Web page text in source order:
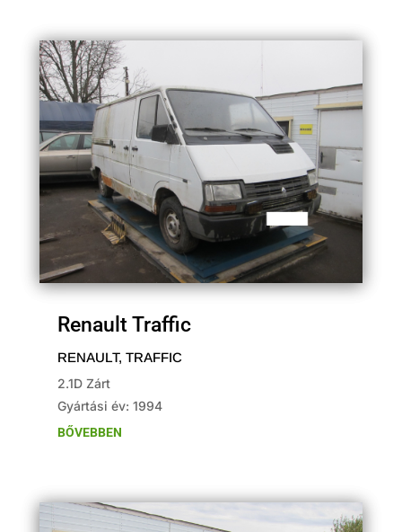
Renault Traffic
RENAULT, TRAFFIC
2.1D Zárt
Gyártási év: 1994
BŐVEBBEN